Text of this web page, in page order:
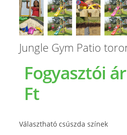
Jungle Gym Patio
Fogyasztói ár
Ft
Választható csúszda színek